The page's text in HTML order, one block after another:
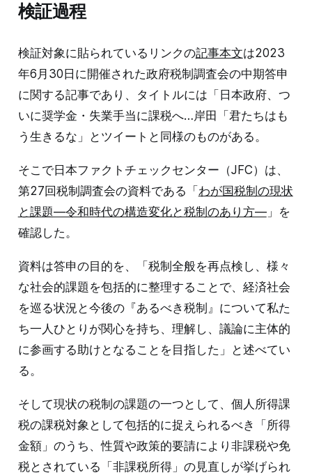
検証過程
検証対象に貼られているリンクの記事本文は2023
年6月30日に開催された政府税制調査会の中期答申
に関する記事であり、タイトルには「日本政府、つ
いに奨学金・失業手当に課税へ…岸田「君たちはも
う生きるな」とツイートと同様のものがある。
そこで日本ファクトチェックセンター（JFC）は、
第27回税制調査会の資料である「 わが国税制の現状
と課題―令和時代の構造変化と税制のあり方―」を
確認した。
資料は答申の目的を、「税制全般を再点検し、様々
な社会的課題を包括的に整理することで、経済社会
を巡る状況と今後の『あるべき税制』について私た
ち一人ひとりが関心を持ち、理解し、議論に主体的
に参画する助けとなることを目指した」と述べてい
る。
そして現状の税制の課題の一つとして、個人所得課
税の課税対象として包括的に捉えられるべき「所得
金額」のうち、性質や政策的要請により非課税や免
税とされている「非課税所得」の見直しが挙げられ